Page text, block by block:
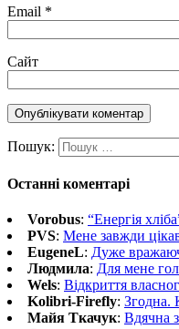
Email *
Сайт
Пошук:
Останні коментарі
Vorobus: “Енергія
PVS: Мене завжди
EugeneL: Дуже
Людмила: Для мене
Wels: Відкриття
Kolibri-Firefly: Згодна.
Майя Ткачук: Вдячна